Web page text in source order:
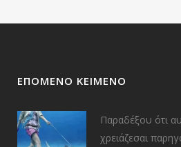
ΕΠΌΜΕΝΟ ΚΕΊΜΕΝΟ
Παραδέξου ότι
χρειάζεσαι